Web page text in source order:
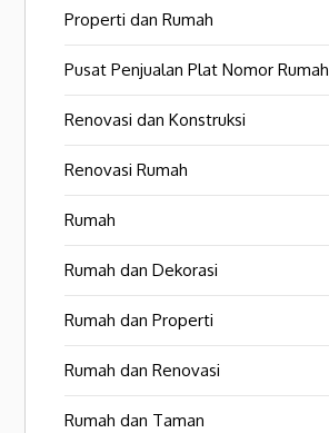
Properti dan Rumah
Pusat Penjualan Plat Nomor Rumah
Renovasi dan Konstruksi
Renovasi Rumah
Rumah
Rumah dan Dekorasi
Rumah dan Properti
Rumah dan Renovasi
Rumah dan Taman